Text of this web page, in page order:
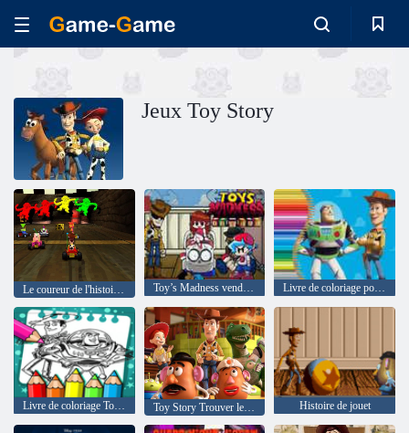
Jeux Toy Story
Le coureur de l'histoire de jouets Toy’s Madness vendredi Livre de coloriage pour Toy Story
Livre de coloriage Toy Story Toy Story Trouver les articles Histoire de jouet